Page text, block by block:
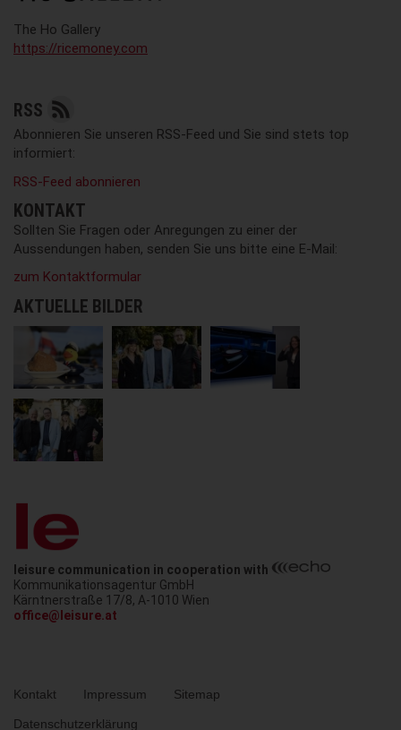
The Ho Gallery
https://ricemoney.com
RSS
Abonnieren Sie unseren RSS-Feed und Sie sind stets top
informiert:
RSS-Feed abonnieren
KONTAKT
Sollten Sie Fragen oder Anregungen zu einer der
Aussendungen haben, senden Sie uns bitte eine E-Mail:
zum Kontaktformular
AKTUELLE BILDER
leisure communication in cooperation with
Kommunikationsagentur GmbH
Kärntnerstraße 17/8, A-1010 Wien
office@leisure.at
Metanavigation
Kontakt Impressum Sitemap
Datenschutzerklärung